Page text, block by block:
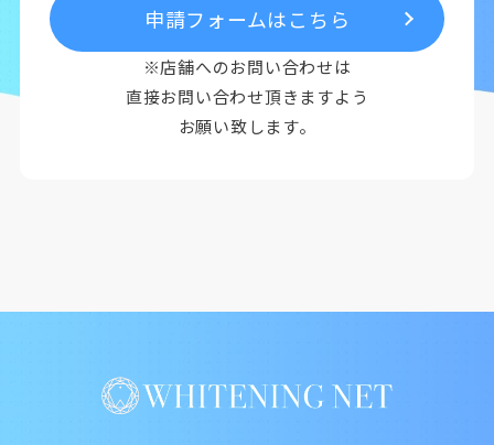
申請フォームはこちら
※店舗へのお問い合わせは
直接お問い合わせ頂きますよう
お願い致します。